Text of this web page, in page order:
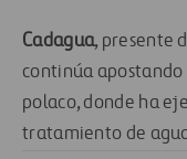
Cadagua, presente
continúa
polaco, donde ha
tratamiento de